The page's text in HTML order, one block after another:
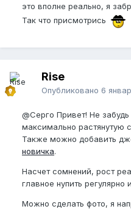
это вполне реально, я
Так что присмотрись
Rise
Опубликовано 6
@Серго Привет! Не
максимально растянутую
Также можно добавить
новичка.
Насчет сомнений, рост
главное нупить
Можно сделать фото, я